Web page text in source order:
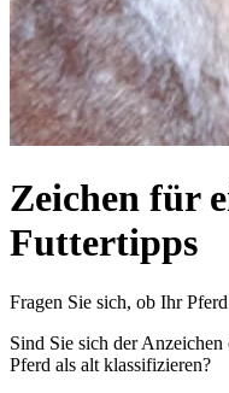
Zeichen für
Futtertipps
Fragen Sie sich, ob Ihr
Sind Sie sich der
Pferd als alt klassifizieren?